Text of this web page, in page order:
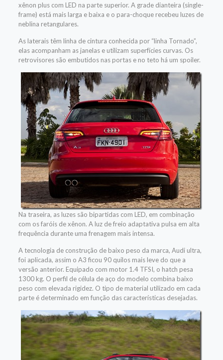
xênon plus com LED na parte superior. A grade dianteira (single-
frame) está mais larga e baixa e o para-choque recebeu luzes de
neblina retangulares.
As laterais têm linha de cintura conhecida por “linha Tornado”,
elas acompanham as janelas e utilizam superfícies curvas. Os
retrovisores são embutidos nas portas e no teto há um spoiler.
Na traseira, as luzes são bipartidas com LED, em combinação
com os faróis de xênon. A luz de freio adaptativa pulsa em alta
frequência durante uma frenagem mais intensa.
A tecnologia de construção de baixo peso da marca, Audi ultra,
foi aplicada, assim o A3 ficou 90 quilos mais leve do que a
versão anterior. Equipado com motor 1.4 TFSI, o hatch pesa
1300 kg. O perfil de célula de aço do modelo combina baixo
peso com elevada rigidez. O tipo de material utilizado em cada
parte é determinado em função das características desejadas.